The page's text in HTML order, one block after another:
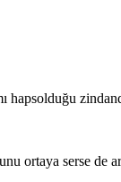
hapsolduğu
ortaya serse de